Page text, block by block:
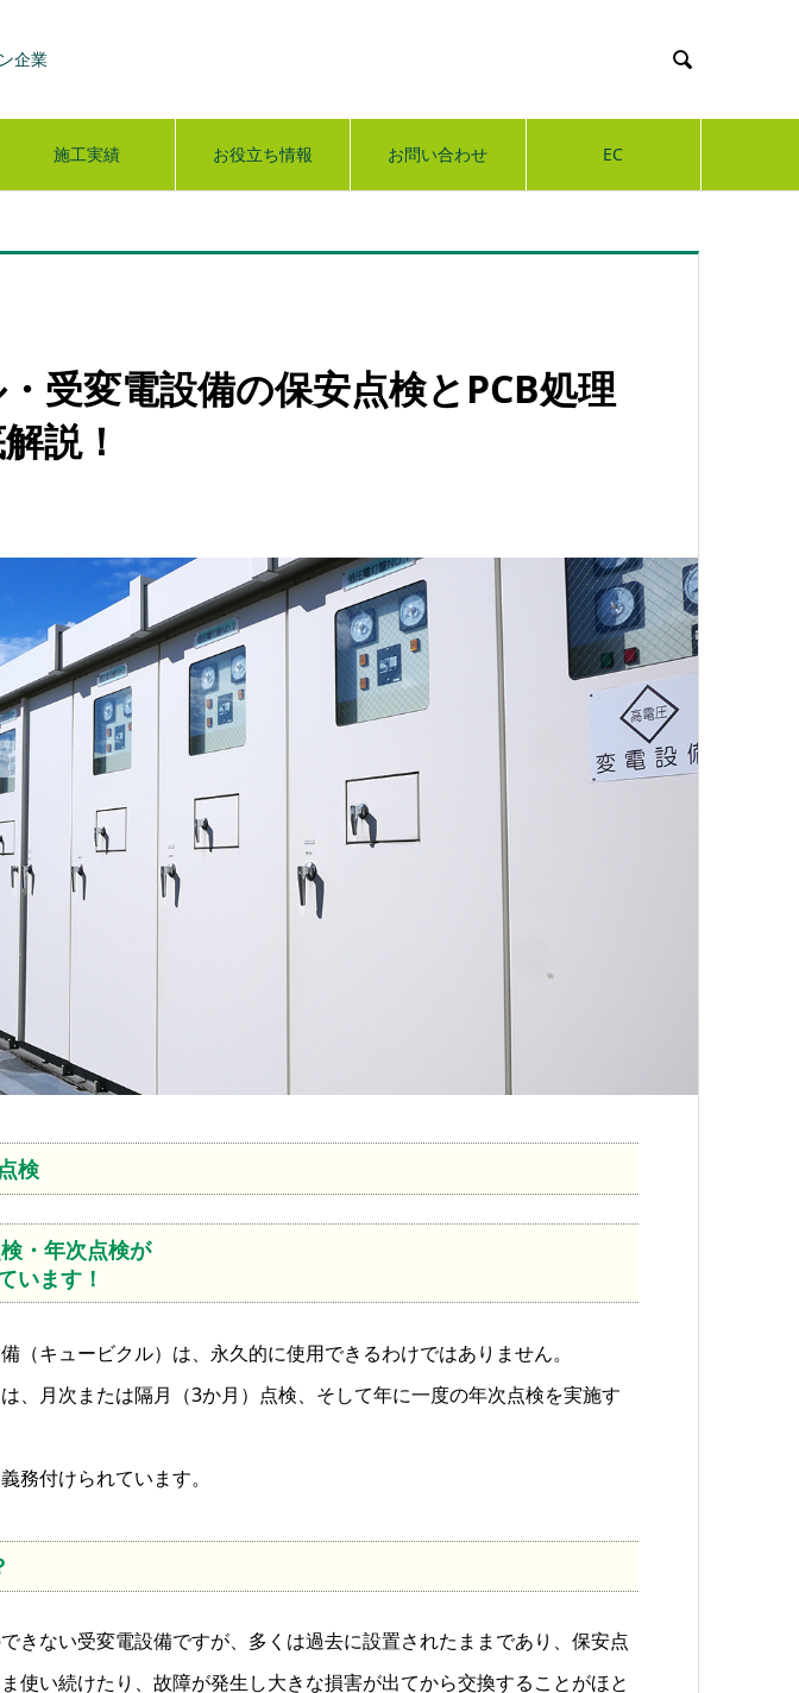
企業 
施工実績 お役立ち情報 お問い合わせ EC
受変電設備の保安点検とPCB処理
説！
検
・年次点検が
います！
（キュービクル）は、永久的に使用できるわけではありません。
、月次または隔月（3か月）点検、そして年に一度の年次点検を実施す
務付けられています。
きない受変電設備ですが、多くは過去に設置されたままであり、保安点
使い続けたり、故障が発生し大きな損害が出てから交換することがほと